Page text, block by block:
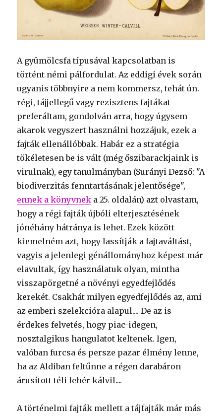
A gyümölcsfa típusával kapcsolatban is
történt némi pálfordulat. Az eddigi évek során
ugyanis többnyire a nem kommersz, tehát ún.
régi, tájjellegű vagy rezisztens fajtákat
preferáltam, gondolván arra, hogy úgysem
akarok vegyszert használni hozzájuk, ezek a
fajták ellenállóbbak. Habár ez a stratégia
tökéletesen be is vált (még őszibarackjaink is
virulnak), egy tanulmányban (Surányi Dezső: "A
biodiverzitás fenntartásának jelentősége",
ennek a könyvnek a 25. oldalán) azt olvastam,
hogy a régi fajták újbóli elterjesztésének
jónéhány hátránya is lehet. Ezek között
kiemelném azt, hogy lassítják a fajtaváltást,
vagyis a jelenlegi génállományhoz képest már
elavultak, így használatuk olyan, mintha
visszapörgetné a növényi egyedfejlődés
kerekét. Csakhát milyen egyedfejlődés az, ami
az emberi szelekcióra alapul.... De az is
érdekes felvetés, hogy piac-idegen,
nosztalgikus hangulatot keltenek. Igen,
valóban furcsa és persze pazar élmény lenne,
ha az Aldiban feltűnne a régen darabáron
árusított téli fehér kálvil....
A történelmi fajták mellett a tájfajták már más